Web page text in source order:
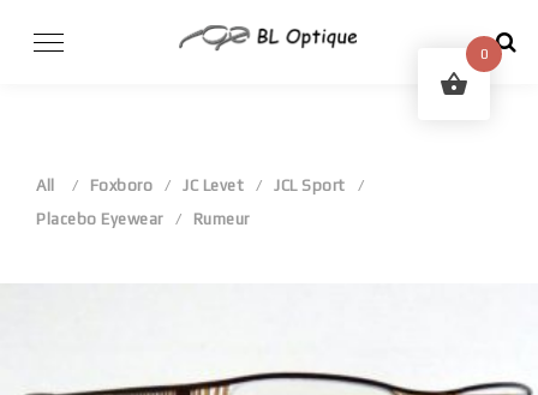
All Foxboro JC Levet
JCL Sport
Placebo Eyewear
Rumeur
0